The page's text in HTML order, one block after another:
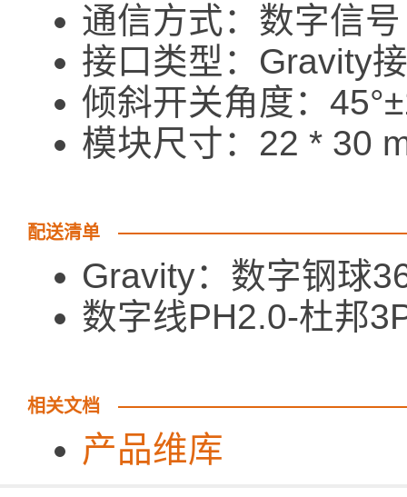
通信方式：数字信号
接口类型：Gravity
倾斜开关角度：
模块尺寸：22 * 30
配送清单
Gravity：数字钢
数字线
相关文档
产品维库